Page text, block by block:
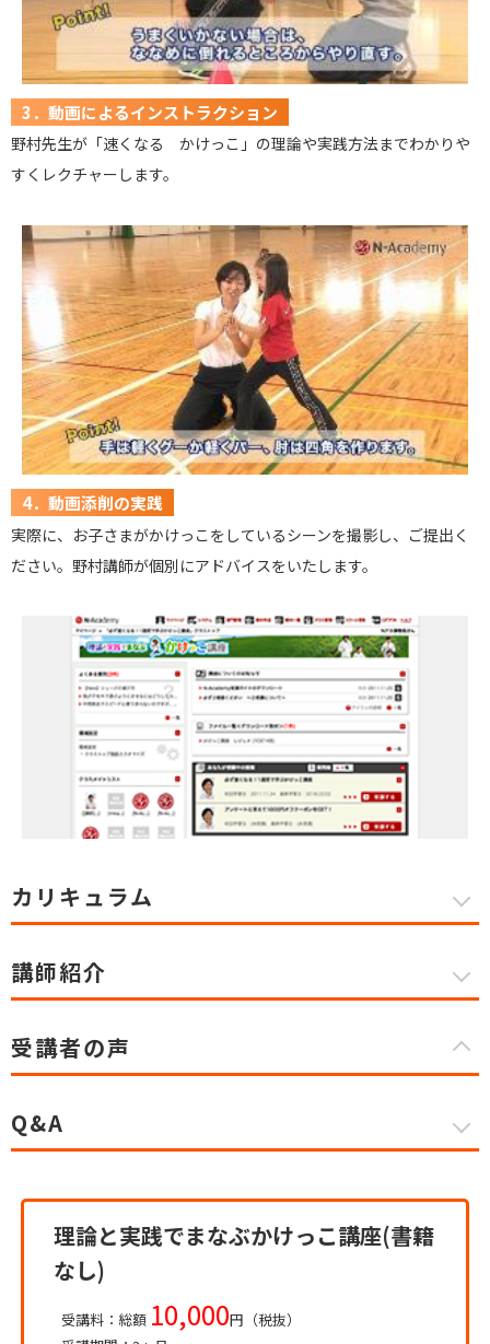
3．動画によるインストラクション
野村先生が「速くなる かけっこ」の理論や実践方法までわかりや
すくレクチャーします。
4．動画添削の実践
実際に、お子さまがかけっこをしているシーンを撮影し、ご提出く
ださい。野村講師が個別にアドバイスをいたします。
カリキュラム
講師紹介
受講者の声
Q&A
理論と実践でまなぶかけっこ講座(書籍
なし)
受講料：総額 10,000円（税抜）